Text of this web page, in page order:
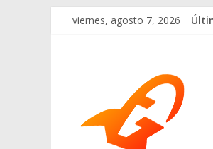
viernes, agosto 7, 2026